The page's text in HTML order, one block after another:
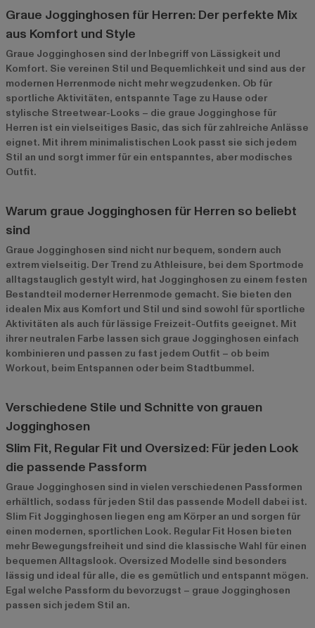
Graue Jogginghosen für Herren: Der perfekte Mix
aus Komfort und Style
Graue Jogginghosen sind der Inbegriff von Lässigkeit und
Komfort. Sie vereinen Stil und Bequemlichkeit und sind aus der
modernen Herrenmode nicht mehr wegzudenken. Ob für
sportliche Aktivitäten, entspannte Tage zu Hause oder
stylische Streetwear-Looks – die graue Jogginghose für
Herren ist ein vielseitiges Basic, das sich für zahlreiche Anlässe
eignet. Mit ihrem minimalistischen Look passt sie sich jedem
Stil an und sorgt immer für ein entspanntes, aber modisches
Outfit.
Warum graue Jogginghosen für Herren so beliebt
sind
Graue Jogginghosen sind nicht nur bequem, sondern auch
extrem vielseitig. Der Trend zu Athleisure, bei dem Sportmode
alltagstauglich gestylt wird, hat Jogginghosen zu einem festen
Bestandteil moderner Herrenmode gemacht. Sie bieten den
idealen Mix aus Komfort und Stil und sind sowohl für sportliche
Aktivitäten als auch für lässige Freizeit-Outfits geeignet. Mit
ihrer neutralen Farbe lassen sich graue Jogginghosen einfach
kombinieren und passen zu fast jedem Outfit – ob beim
Workout, beim Entspannen oder beim Stadtbummel.
Verschiedene Stile und Schnitte von grauen
Jogginghosen
Slim Fit, Regular Fit und Oversized: Für jeden Look
die passende Passform
Graue Jogginghosen sind in vielen verschiedenen Passformen
erhältlich, sodass für jeden Stil das passende Modell dabei ist.
Slim Fit Jogginghosen liegen eng am Körper an und sorgen für
einen modernen, sportlichen Look. Regular Fit Hosen bieten
mehr Bewegungsfreiheit und sind die klassische Wahl für einen
bequemen Alltagslook. Oversized Modelle sind besonders
lässig und ideal für alle, die es gemütlich und entspannt mögen.
Egal welche Passform du bevorzugst – graue Jogginghosen
passen sich jedem Stil an.